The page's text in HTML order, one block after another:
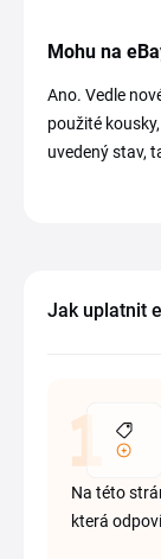
Mohu na
Ano. Vedle
použité
uvedený stav,
Jak uplatnit
Na této
která